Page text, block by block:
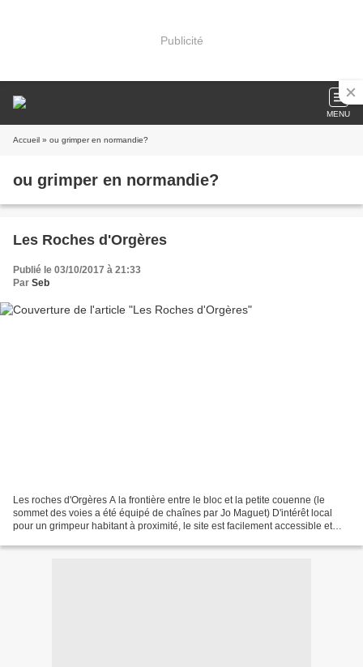
Publicité
MENU
Accueil » ou grimper en normandie?
ou grimper en normandie?
Les Roches d'Orgères
Publié le 03/10/2017 à 21:33
Par Seb
Les roches d'Orgères A la frontière entre le bloc et la petite couenne (le
sommet des voies a été équipé de chaînes par Jo Maguet) D'intérêt local
pour un grimpeur habitant à proximité, le site est facilement accessible et